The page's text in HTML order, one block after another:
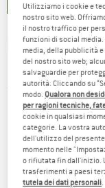
EIN SCHÖNER
Hipster Wildes
(0)
Utilizziamo i cookie e
nostro sito web.
il nostro traffico per
funzioni di social
media, della pubblicità
del nostro sito web;
salvaguardie per
autorità. Cliccando su
modo. Qualora non
per ragioni tecniche,
cookie in qualsiasi
categorie. La vostra
dell'utilizzo del
momento nelle
o rifiutata fin dall'inizio.
trasferimenti a paesi
tutela dei dati personali.